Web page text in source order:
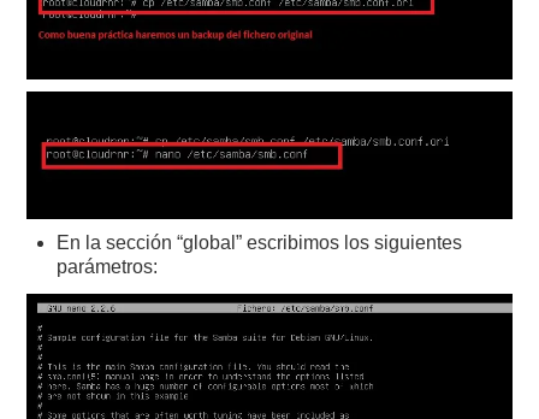
En la sección “global” escribimos los siguientes
parámetros: